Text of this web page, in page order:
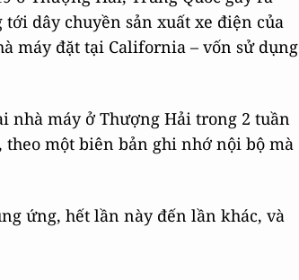
dây chuyền sản xuất xe điện của
máy đặt tại California – vốn sử dụng
nhà máy ở Thượng Hải trong 2 tuần
theo một biên bản ghi nhớ nội bộ mà
ứng, hết lần này đến lần khác, và